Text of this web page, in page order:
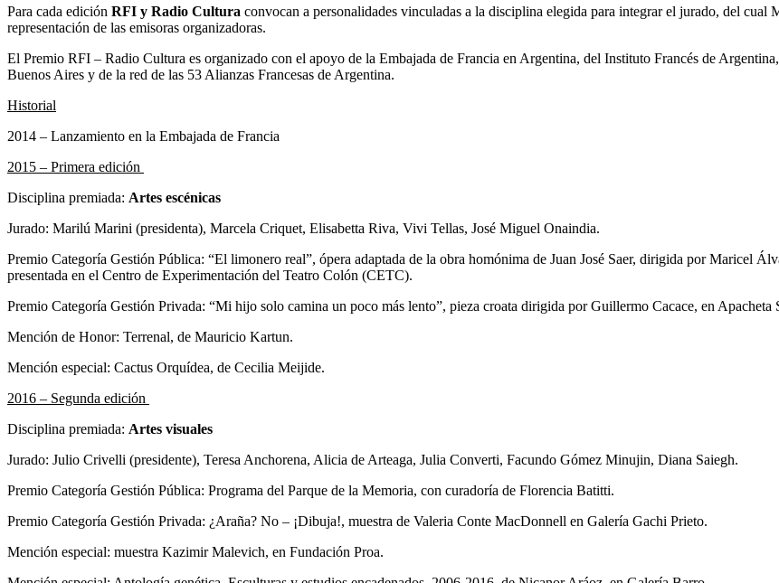
Para cada edición RFI y Radio Cultura convocan a personalidades vinculadas a la disciplina elegida para integrar el jurado, del cual
representación de las emisoras organizadoras.
El Premio RFI – Radio Cultura es organizado con el apoyo de la Embajada de Francia en Argentina, del Instituto Francés de
Buenos Aires y de la red de las 53 Alianzas Francesas de Argentina.
Historial
2014 – Lanzamiento en la Embajada de Francia
2015 – Primera edición
Disciplina premiada: Artes escénicas
Jurado: Marilú Marini (presidenta), Marcela Criquet, Elisabetta Riva, Vivi Tellas, José Miguel Onaindia.
Premio Categoría Gestión Pública: “El limonero real”, ópera adaptada de la obra homónima de Juan José Saer, dirigida por Maricel
presentada en el Centro de Experimentación del Teatro Colón (CETC).
Premio Categoría Gestión Privada: “Mi hijo solo camina un poco más lento”, pieza croata dirigida por Guillermo Cacace, en Apacheta
Mención de Honor: Terrenal, de Mauricio Kartun.
Mención especial: Cactus Orquídea, de Cecilia Meijide.
2016 – Segunda edición
Disciplina premiada: Artes visuales
Jurado: Julio Crivelli (presidente), Teresa Anchorena, Alicia de Arteaga, Julia Converti, Facundo Gómez Minujin, Diana Saiegh.
Premio Categoría Gestión Pública: Programa del Parque de la Memoria, con curadoría de Florencia Batitti.
Premio Categoría Gestión Privada: ¿Araña? No – ¡Dibuja!, muestra de Valeria Conte MacDonnell en Galería Gachi Prieto.
Mención especial: muestra Kazimir Malevich, en Fundación Proa.